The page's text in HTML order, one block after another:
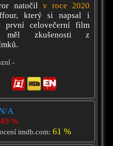
natočil v roce 2020
který si napsal i
první celovečerní film
měl zkušenosti z
-
A
49 %
imdb.com:61 %